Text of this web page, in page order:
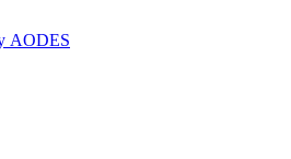
AODES